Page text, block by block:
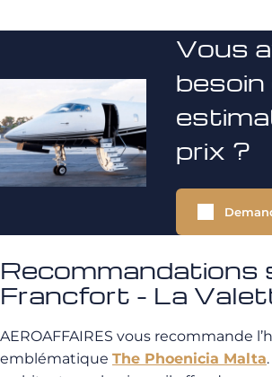
Vous
besoin
prix ?
Recommandations
Francfort - La
AEROAFFAIRES vous recommande
emblématique The Phoenicia Malta